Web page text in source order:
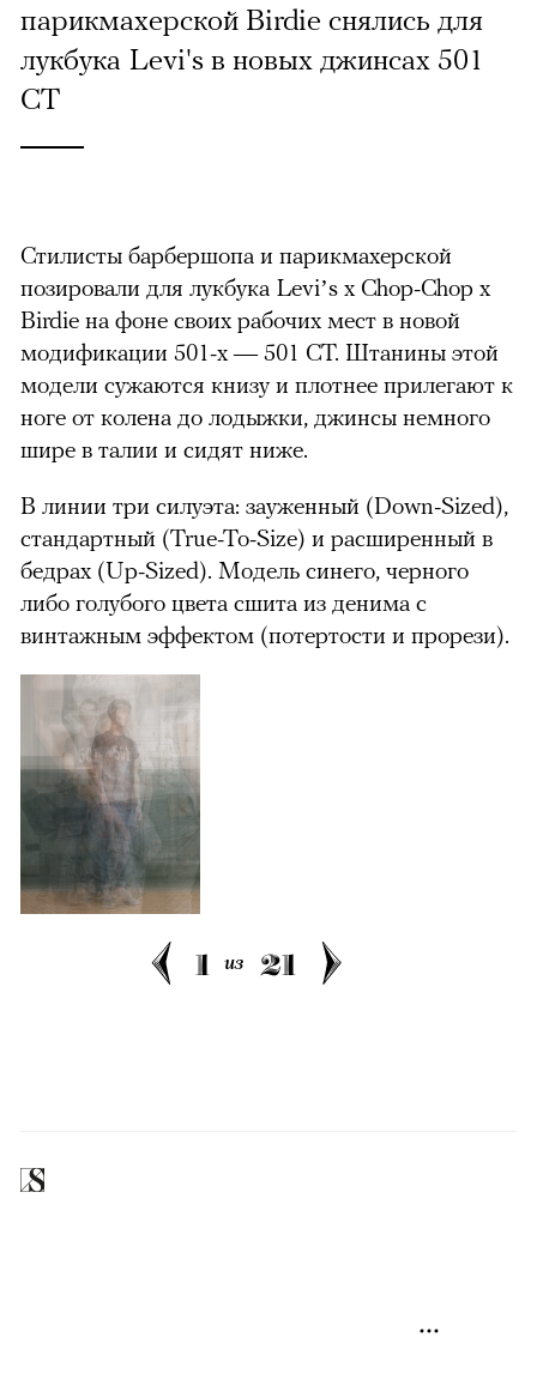
парикмахерской Birdie снялись для
лукбука Levi's в новых джинсах 501
СТ
Стилисты барбершопа и парикмахерской
позировали для лукбука Levi’s х Chop-Chop х
Birdie на фоне своих рабочих мест в новой
модификации 501-х — 501 CT. Штанины этой
модели сужаются книзу и плотнее прилегают к
ноге от колена до лодыжки, джинсы немного
шире в талии и сидят ниже.
В линии три силуэта: зауженный (Down-Sized),
стандартный (True-To-Size) и расширенный в
бедрах (Up-Sized). Модель синего, черного
либо голубого цвета сшита из денима с
винтажным эффектом (потертости и прорези).
1 из 21